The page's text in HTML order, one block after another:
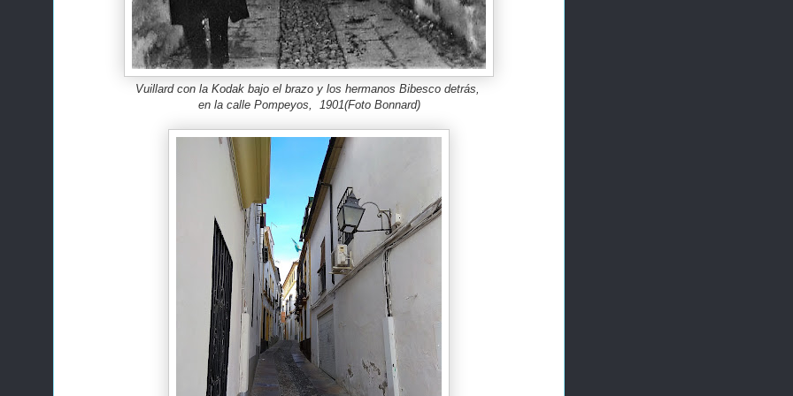
Vuillard con la Kodak bajo el brazo y los hermanos Bibesco detrás,
en la calle Pompeyos, 1901(Foto Bonnard)